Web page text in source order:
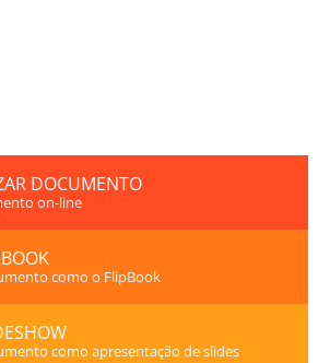
DOCUMENTO
on-line
como o FlipBook
como apresentação de slides